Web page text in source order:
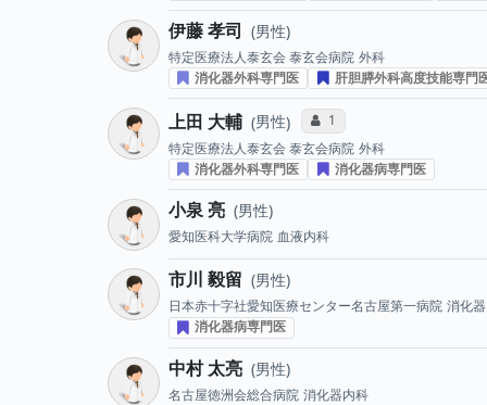
伊藤 孝司 男性
特定医療法人泰玄会 泰玄会病院 外科
消化器外科専門医
肝胆膵外科高度技能専門
上田 大輔 男性 コミュニケーション・タイプ
1
特定医療法人泰玄会 泰玄会病院 外科
消化器外科専門医
消化器病専門医
小泉 亮 男性
愛知医科大学病院 血液内科
市川 毅留 男性
日本赤十字社愛知医療センター名古屋第一病院 消化
消化器病専門医
中村 太亮 男性
名古屋徳洲会総合病院 消化器内科